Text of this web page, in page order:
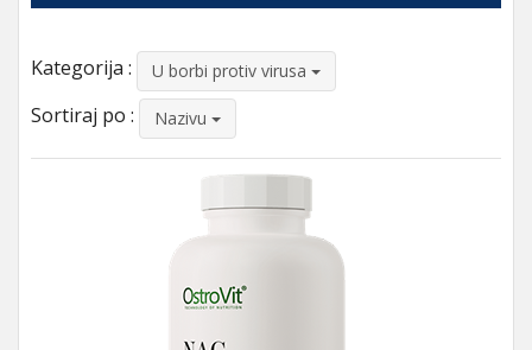
Kategorija : U borbi protiv virusa
Sortiraj po : Nazivu